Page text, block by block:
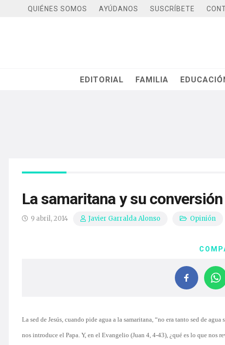
QUIÉNES SOMOS AYÚDANOS SUSCRÍBETE
EDITORIAL FAMILIA
La samaritana y su conversión
9 abril, 2014 Javier Garralda Alonso Opinión
La sed de Jesús, cuando pide agua a la samaritana, “no era tanto sed de
nos introduce el Papa. Y, en el Evangelio (Juan 4, 4-43), ¿qué es lo que nos